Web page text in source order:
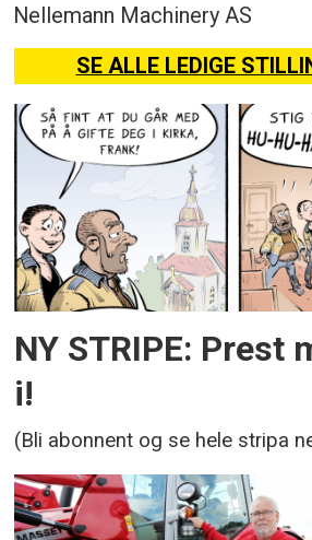
Nellemann Machinery AS
SE ALLE LEDIGE
NY STRIPE: Prest
i!
(Bli abonnent og se hele stripa